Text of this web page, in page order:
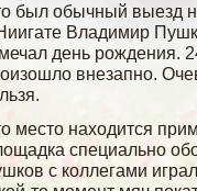
был обычный выезд
Владимир
день рождения.
внезапно.
место находится
специально
с коллегами